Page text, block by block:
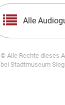
Alle
© Alle Rechte dieses
bei Stadtmuseum